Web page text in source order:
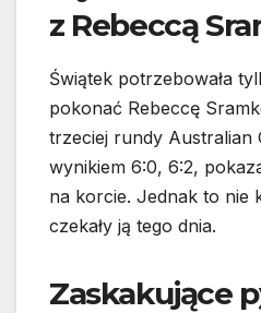
z Rebeccą
Świątek potrzebowała
pokonać Rebeccę
trzeciej rundy Australian
wynikiem 6:0, 6:2,
na korcie. Jednak to nie
czekały ją tego dnia.
Zaskakujące